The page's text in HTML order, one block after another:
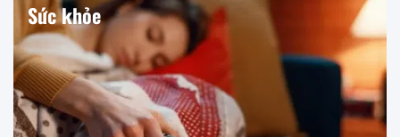
Sức khỏe